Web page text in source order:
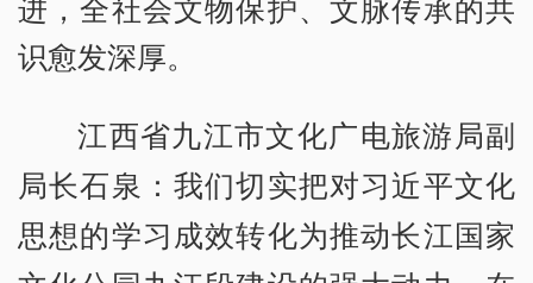
进，全社会文物保护、文脉传承的共
识愈发深厚。
江西省九江市文化广电旅游局副
局长石泉：我们切实把对习近平文化
思想的学习成效转化为推动长江国家